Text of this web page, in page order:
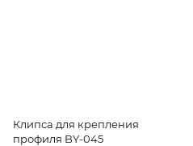
Клипса для крепления
профиля BY-045